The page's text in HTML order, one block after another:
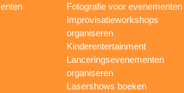
Fotografie voor evenementen
Improvisatieworkshops
organiseren
Kinderentertainment
Lanceringsevenementen
organiseren
Lasershows boeken